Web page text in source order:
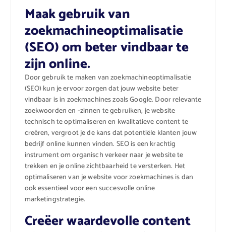
Maak gebruik van
zoekmachineoptimalisatie
(SEO) om beter vindbaar te
zijn online.
Door gebruik te maken van zoekmachineoptimalisatie
(SEO) kun je ervoor zorgen dat jouw website beter
vindbaar is in zoekmachines zoals Google. Door relevante
zoekwoorden en -zinnen te gebruiken, je website
technisch te optimaliseren en kwalitatieve content te
creëren, vergroot je de kans dat potentiële klanten jouw
bedrijf online kunnen vinden. SEO is een krachtig
instrument om organisch verkeer naar je website te
trekken en je online zichtbaarheid te versterken. Het
optimaliseren van je website voor zoekmachines is dan
ook essentieel voor een succesvolle online
marketingstrategie.
Creëer waardevolle content